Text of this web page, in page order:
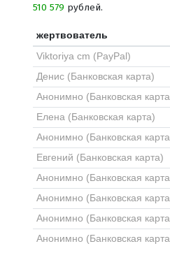
510 579 рублей.
жертвователь
Viktoriya cm (PayPal)
Денис (Банковская карта)
Анонимно (Банковская
Елена (Банковская карта)
Анонимно (Банковская
Евгений (Банковская карта)
Анонимно (Банковская
Анонимно (Банковская
Анонимно (Банковская
Анонимно (Банковская